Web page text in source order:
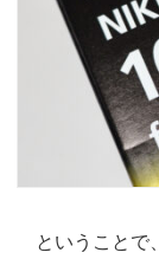
ということで